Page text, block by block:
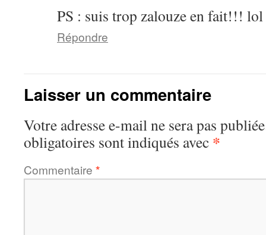
PS : suis trop zalouze en fait!!! lol
Répondre
Laisser un commentaire
Votre adresse e-mail ne sera pas
obligatoires sont indiqués avec *
Commentaire *